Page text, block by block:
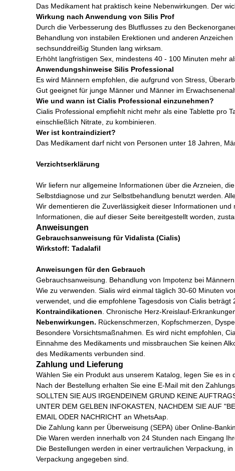
Das Medikament hat praktisch keine Nebenwirkungen. Der
Wirkung nach Anwendung von Silis Prof
Durch die Verbesserung des Blutflusses zu den
Behandlung von instabilen Erektionen und anderen
sechsunddreißig Stunden lang wirksam.
Erhöht langfristigen Sex, mindestens 40 - 100 Minuten mehr
Anwendungshinweise Silis Professional
Es wird Männern empfohlen, die aufgrund von Stress,
Gut geeignet für junge Männer und Männer im
Wie und wann ist Cialis Professional einzunehmen?
Cialis Professional empfiehlt nicht mehr als eine Tablette pro
einschließlich Nitrate, zu kombinieren.
Wer ist kontraindiziert?
Das Medikament darf nicht von Personen unter 18 Jahren,
Verzichtserklärung
Wir liefern nur allgemeine Informationen über die Arzneien,
Selbstdiagnose und zur Selbstbehandlung benutzt werden.
Wir dementieren die Zuverlässigkeit dieser Informationen
Informationen, die auf dieser Seite bereitgestellt worden,
Anweisungen
Gebrauchsanweisung für Vidalista (Cialis)
Wirkstoff: Tadalafil
Anweisungen für den Gebrauch
Gebrauchsanweisung. Behandlung von Impotenz bei Männern.
Wie zu verwenden. Sialis wird einmal täglich 30-60 Minuten
verwendet, und die empfohlene Tagesdosis von Cialis
Kontraindikationen . Chronische Herz-Kreislauf-
Nebenwirkungen. Rückenschmerzen, Kopfschmerzen,
Besondere Vorsichtsmaßnahmen. Es wird nicht empfohlen,
Einnahme des Medikaments und missbrauchen Sie keinen
des Medikaments verbunden sind.
Zahlung und Lieferung
Wählen Sie ein Produkt aus unserem Katalog, legen Sie es
Nach der Bestellung erhalten Sie eine E-Mail mit den
SOLLTEN SIE AUS IRGENDEINEM GRUND KEINE
UNTER DEM GELBEN INFOKASTEN, NACHDEM SIE AUF
EMAIL ODER NACHRICHT an WhetsAap.
Die Zahlung kann per Überweisung (SEPA) über Online-
Die Waren werden innerhalb von 24 Stunden nach Eingang
Die Bestellungen werden in einer vertraulichen Verpackung,
Verpackung angegeben sind.